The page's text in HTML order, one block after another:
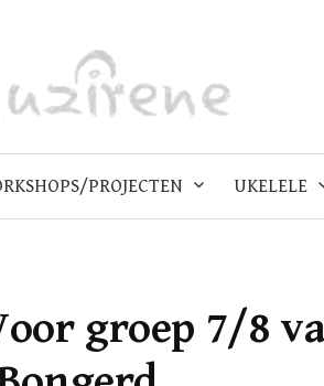
PROJECTEN UKELELE
groep 7/8